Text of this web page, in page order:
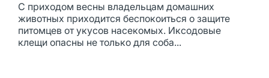
С приходом весны владельцам домашних
животных приходится беспокоиться о защите
питомцев от укусов насекомых. Иксодовые
клещи опасны не только для соба...